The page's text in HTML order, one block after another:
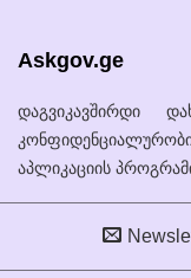
Askgov.ge
დაგვიკავშირდი
აპლიკაციის